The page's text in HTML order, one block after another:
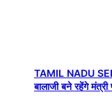
TAMIL NADU
बालाजी बने रहेंगे